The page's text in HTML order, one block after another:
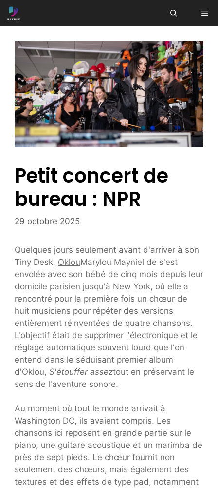
Aller
au
Petit concert de
bureau : NPR
29 octobre 2025
Quelques jours seulement avant d'arriver à son
Tiny Desk, OklouMarylou Mayniel de s'est
envolée avec son bébé de cinq mois depuis leur
domicile parisien jusqu'à New York, où elle a
rencontré pour la première fois un chœur de
huit musiciens pour répéter des versions
entièrement réinventées de quatre chansons.
L'objectif était de supprimer l'électronique et le
réglage automatique souvent lourd que l'on
entend dans le séduisant premier album
d'Oklou, S'étouffer asseztout en préservant le
sens de l'aventure sonore.
Au moment où tout le monde arrivait à
Washington DC, ils avaient compris. Les
chansons ici reposent en grande partie sur le
piano, une guitare acoustique et un marimba de
près de sept pieds. Le chœur fournit non
seulement des chœurs, mais également des
textures et des effets de type pad, notamment